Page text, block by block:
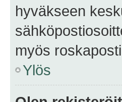
hyväkseen
myös
Ylös